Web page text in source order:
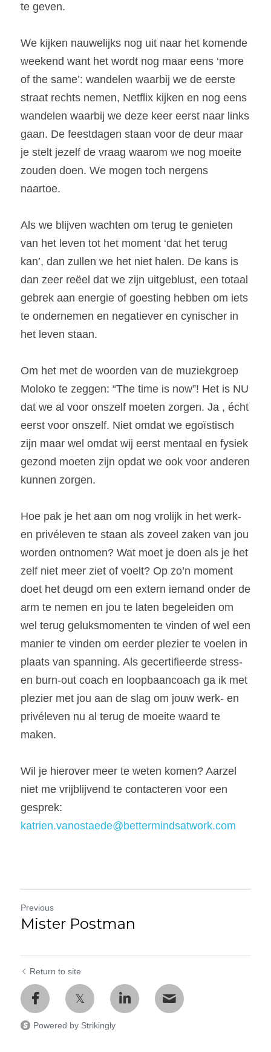
te geven.
We kijken nauwelijks nog uit naar het komende
weekend want het wordt nog maar eens ‘more
of the same’: wandelen waarbij we de eerste
straat rechts nemen, Netflix kijken en nog eens
wandelen waarbij we deze keer eerst naar links
gaan. De feestdagen staan voor de deur maar
je stelt jezelf de vraag waarom we nog moeite
zouden doen. We mogen toch nergens
naartoe.
Als we blijven wachten om terug te genieten
van het leven tot het moment ‘dat het terug
kan’, dan zullen we het niet halen. De kans is
dan zeer reëel dat we zijn uitgeblust, een totaal
gebrek aan energie of goesting hebben om iets
te ondernemen en negatiever en cynischer in
het leven staan.
Om het met de woorden van de muziekgroep
Moloko te zeggen: “The time is now”! Het is NU
dat we al voor onszelf moeten zorgen. Ja , écht
eerst voor onszelf. Niet omdat we egoïstisch
zijn maar wel omdat wij eerst mentaal en fysiek
gezond moeten zijn opdat we ook voor anderen
kunnen zorgen.
Hoe pak je het aan om nog vrolijk in het werk-
en privéleven te staan als zoveel zaken van jou
worden ontnomen? Wat moet je doen als je het
zelf niet meer ziet of voelt? Op zo’n moment
doet het deugd om een extern iemand onder de
arm te nemen en jou te laten begeleiden om
wel terug geluksmomenten te vinden of wel een
manier te vinden om eerder plezier te voelen in
plaats van spanning. Als gecertifieerde stress-
en burn-out coach en loopbaancoach ga ik met
plezier met jou aan de slag om jouw werk- en
privéleven nu al terug de moeite waard te
maken.
Wil je hierover meer te weten komen? Aarzel
niet me vrijblijvend te contacteren voor een
katrien.vanostaede@bettermindsatwork.com
Previous
Mister Postman
Return to site
Powered by Strikingly